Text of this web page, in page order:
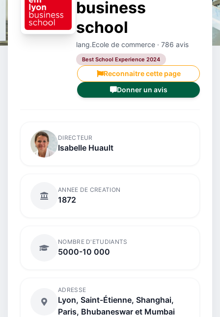
business
school
lang.Ecole de commerce · 786 avis
Best School Experience 2024
Reconnaitre cette page
Donner un avis
DIRECTEUR
Isabelle Huault
ANNEE DE CREATION
1872
NOMBRE D'ETUDIANTS
5000-10 000
ADRESSE
Lyon, Saint-Étienne, Shanghai,
Paris, Bhubaneswar et Mumbai